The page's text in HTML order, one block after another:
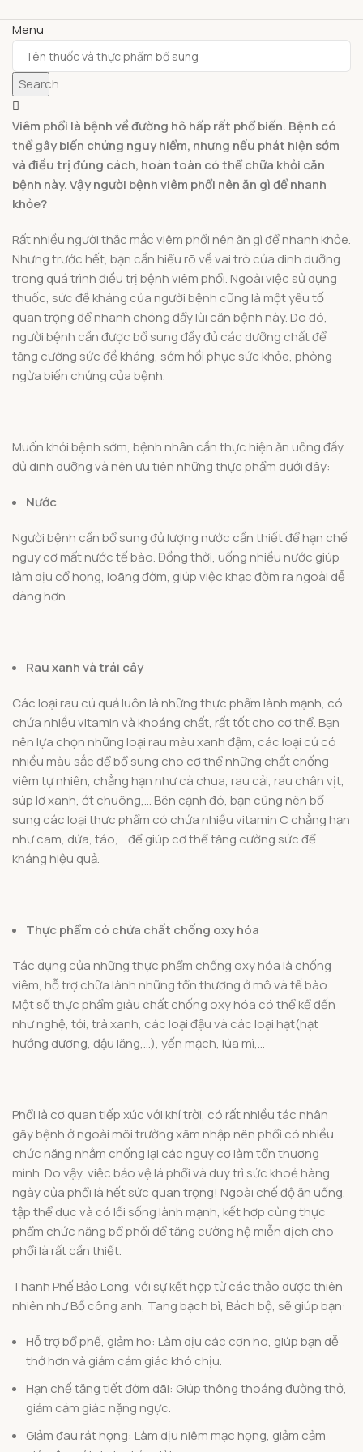
Menu
Search
Viêm phổi là bệnh về đường hô hấp rất phổ biến. Bệnh có
thể gây biến chứng nguy hiểm, nhưng nếu phát hiện sớm
và điều trị đúng cách, hoàn toàn có thể chữa khỏi căn
bệnh này. Vậy người bệnh viêm phổi nên ăn gì để nhanh
khỏe?
Rất nhiều người thắc mắc viêm phổi nên ăn gì để nhanh khỏe.
Nhưng trước hết, bạn cần hiểu rõ về vai trò của dinh dưỡng
trong quá trình điều trị bệnh viêm phổi. Ngoài việc sử dụng
thuốc, sức đề kháng của người bệnh cũng là một yếu tố
quan trọng để nhanh chóng đẩy lùi căn bệnh này. Do đó,
người bệnh cần được bổ sung đầy đủ các dưỡng chất để
tăng cường sức đề kháng, sớm hồi phục sức khỏe, phòng
ngừa biến chứng của bệnh.
Muốn khỏi bệnh sớm, bệnh nhân cần thực hiện ăn uống đầy
đủ dinh dưỡng và nên ưu tiên những thực phẩm dưới đây:
Nước
Người bệnh cần bổ sung đủ lượng nước cần thiết để hạn chế
nguy cơ mất nước tế bào. Đồng thời, uống nhiều nước giúp
làm dịu cổ họng, loãng đờm, giúp việc khạc đờm ra ngoài dễ
dàng hơn.
Rau xanh và trái cây
Các loại rau củ quả luôn là những thực phẩm lành mạnh, có
chứa nhiều vitamin và khoáng chất, rất tốt cho cơ thể. Bạn
nên lựa chọn những loại rau màu xanh đậm, các loại củ có
nhiều màu sắc để bổ sung cho cơ thể những chất chống
viêm tự nhiên, chẳng hạn như cà chua, rau cải, rau chân vịt,
súp lơ xanh, ớt chuông,… Bên cạnh đó, bạn cũng nên bổ
sung các loại thực phẩm có chứa nhiều vitamin C chẳng hạn
như cam, dứa, táo,… để giúp cơ thể tăng cường sức để
kháng hiệu quả.
Thực phẩm có chứa chất chống oxy hóa
Tác dụng của những thực phẩm chống oxy hóa là chống
viêm, hỗ trợ chữa lành những tổn thương ở mô và tế bào.
Một số thực phẩm giàu chất chống oxy hóa có thể kể đến
như nghệ, tỏi, trà xanh, các loại đậu và các loại hạt(hạt
hướng dương, đậu lăng,…), yến mạch, lúa mì,…
Phổi là cơ quan tiếp xúc với khí trời, có rất nhiều tác nhân
gây bệnh ở ngoài môi trường xâm nhập nên phổi có nhiều
chức năng nhằm chống lại các nguy cơ làm tổn thương
mình. Do vậy, việc bảo vệ lá phổi và duy trì sức khoẻ hàng
ngày của phổi là hết sức quan trọng! Ngoài chế độ ăn uống,
tập thể dục và có lối sống lành mạnh, kết hợp cùng thực
phẩm chức năng bổ phổi để tăng cường hệ miễn dịch cho
phổi là rất cần thiết.
Thanh Phế Bảo Long, với sự kết hợp từ các thảo dược thiên
nhiên như Bồ công anh, Tang bạch bì, Bách bộ, sẽ giúp bạn:
Hỗ trợ bổ phế, giảm ho: Làm dịu các cơn ho, giúp bạn dễ
thở hơn và giảm cảm giác khó chịu.
Hạn chế tăng tiết đờm dãi: Giúp thông thoáng đường thở,
giảm cảm giác nặng ngực.
Giảm đau rát họng: Làm dịu niêm mạc họng, giảm cảm